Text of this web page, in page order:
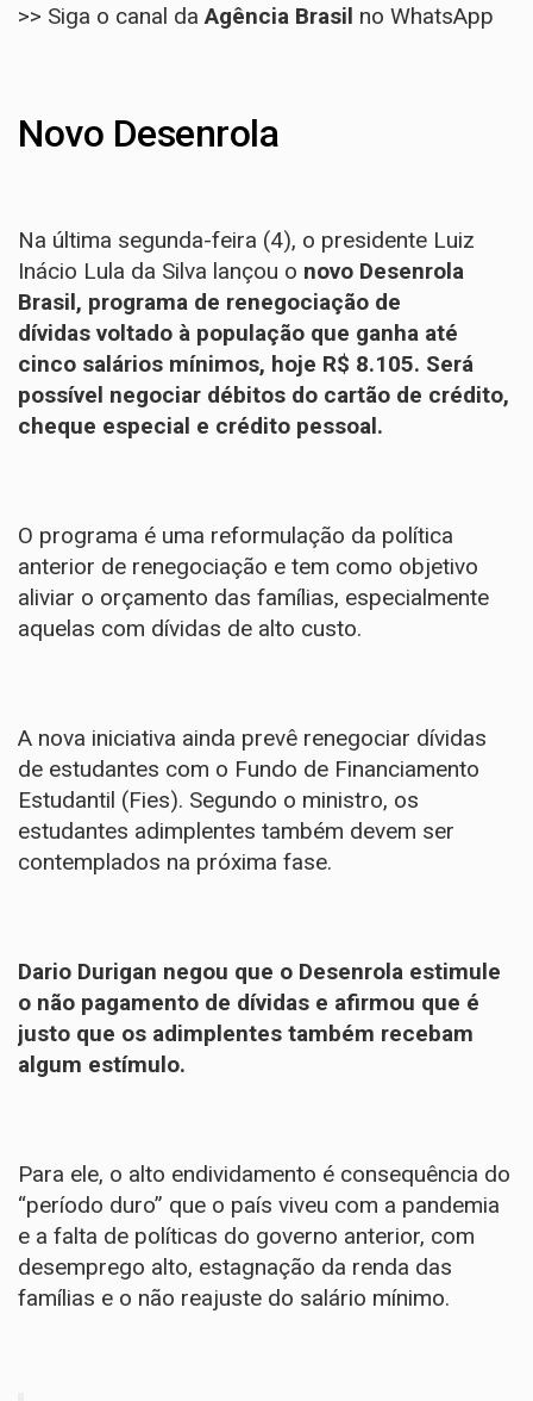
>> Siga o canal daAgência Brasil no WhatsApp
Novo Desenrola
Na última segunda-feira (4), o presidente Luiz
Inácio Lula da Silva lançou o novo Desenrola
Brasil, programa de renegociação de
dívidas voltado à população que ganha até
cinco salários mínimos, hoje R$ 8.105. Será
possível negociar débitos do cartão de crédito,
cheque especial e crédito pessoal.
O programa é uma reformulação da política
anterior de renegociação e tem como objetivo
aliviar o orçamento das famílias, especialmente
aquelas com dívidas de alto custo.
A nova iniciativa ainda prevê renegociar dívidas
de estudantes com o Fundo de Financiamento
Estudantil (Fies). Segundo o ministro, os
estudantes adimplentes também devem ser
contemplados na próxima fase.
Dario Durigan negou que o Desenrola estimule
o não pagamento de dívidas e afirmou que é
justo que os adimplentes também recebam
algum estímulo.
Para ele, o alto endividamento é consequência do
“período duro” que o país viveu com a pandemia
e a falta de políticas do governo anterior, com
desemprego alto, estagnação da renda das
famílias e o não reajuste do salário mínimo.